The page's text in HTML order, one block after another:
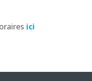
ici